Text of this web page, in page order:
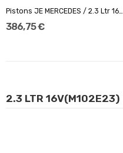
2.3 LTR 16V(M102E23)
Pistons JE MERCEDES / 2.3 Ltr 16V(M102E23) Ø96,5
386,75 €